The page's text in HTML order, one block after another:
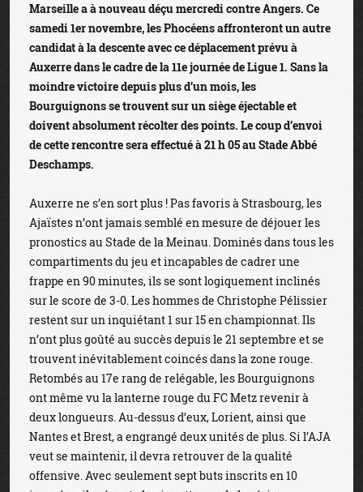
Marseille a à nouveau déçu mercredi contre Angers. Ce
samedi 1er novembre, les Phocéens affronteront un autre
candidat à la descente avec ce déplacement prévu à
Auxerre dans le cadre de la 11e journée de Ligue 1. Sans la
moindre victoire depuis plus d’un mois, les
Bourguignons se trouvent sur un siège éjectable et
doivent absolument récolter des points. Le coup d’envoi
de cette rencontre sera effectué à 21 h 05 au Stade Abbé
Deschamps.
Auxerre ne s’en sort plus ! Pas favoris à Strasbourg, les
Ajaïstes n’ont jamais semblé en mesure de déjouer les
pronostics au Stade de la Meinau. Dominés dans tous les
compartiments du jeu et incapables de cadrer une
frappe en 90 minutes, ils se sont logiquement inclinés
sur le score de 3-0. Les hommes de Christophe Pélissier
restent sur un inquiétant 1 sur 15 en championnat. Ils
n’ont plus goûté au succès depuis le 21 septembre et se
trouvent inévitablement coincés dans la zone rouge.
Retombés au 17e rang de relégable, les Bourguignons
ont même vu la lanterne rouge du FC Metz revenir à
deux longueurs. Au-dessus d’eux, Lorient, ainsi que
Nantes et Brest, a engrangé deux unités de plus. Si l’AJA
veut se maintenir, il devra retrouver de la qualité
offensive. Avec seulement sept buts inscrits en 10